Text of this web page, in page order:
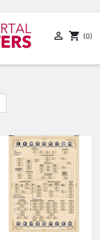
 shopping_cart (0)